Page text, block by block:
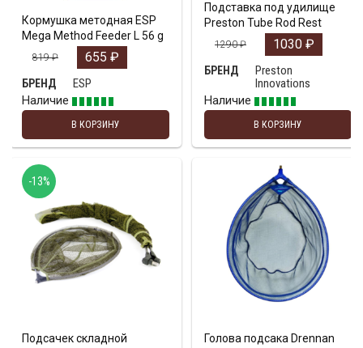
Кормушка методная ESP
Mega Method Feeder L 56 g
819₽ 655 ₽
БРЕНД
ESP
Наличие
В КОРЗИНУ
Подставка под удилище
Preston Tube Rod Rest
1290₽ 1030 ₽
БРЕНД
Preston
Innovations
Наличие
В КОРЗИНУ
Подсачек складной
-13%
Голова подсакa Drennan